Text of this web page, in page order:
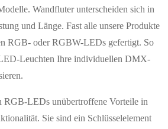
Wandfluter unterscheiden sich in
und Länge. Fast alle unsere Produkte
RGB- oder RGBW-LEDs gefertigt. So
Leuchten Ihre individuellen DMX-
RGB-LEDs unübertroffene Vorteile in
Sie sind ein Schlüsselelement